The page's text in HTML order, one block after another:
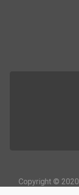
Copyright ©